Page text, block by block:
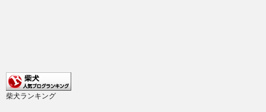
柴犬ランキング